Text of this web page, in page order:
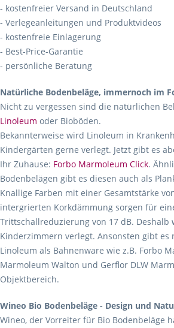
- kostenfreier Versand in Deutschland
- Verlegeanleitungen und Produktvideos
- kostenfreie Einlagerung
- Best-Price-Garantie
- persönliche Beratung
Natürliche Bodenbeläge, immernoch im
Nicht zu vergessen sind die natürlichen
Linoleum oder Bioböden.
Bekannterweise wird Linoleum in
Kindergärten gerne verlegt. Jetzt gibt es
Ihr Zuhause: Forbo Marmoleum Click.
Bodenbelägen gibt es diesen auch als
Knallige Farben mit einer Gesamtstärke
intergrierten Korkdämmung sorgen für
Trittschallreduzierung von 17 dB. Deshalb
Kinderzimmern verlegt. Ansonsten gibt es
Linoleum als Bahnenware wie z.B. Forbo
Marmoleum Walton und Gerflor DLW
Objektbereich.
Wineo Bio Bodenbeläge - Design und
Wineo, der Vorreiter für Bio Bodenbeläge